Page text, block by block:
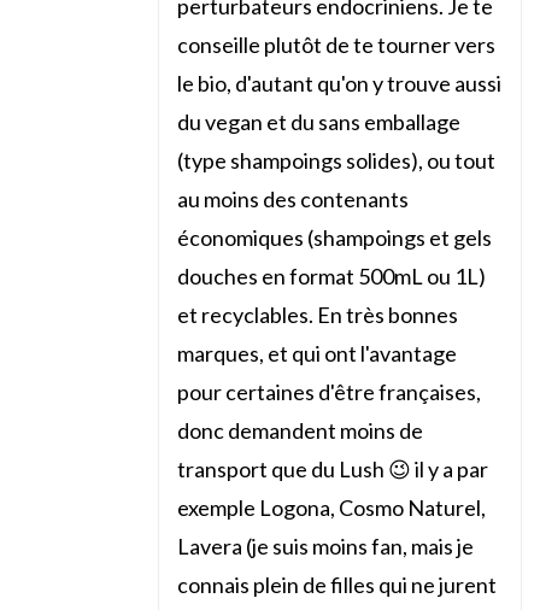
perturbateurs endocriniens. Je te
conseille plutôt de te tourner vers
le bio, d'autant qu'on y trouve aussi
du vegan et du sans emballage
(type shampoings solides), ou tout
au moins des contenants
économiques (shampoings et gels
douches en format 500mL ou 1L)
et recyclables. En très bonnes
marques, et qui ont l'avantage
pour certaines d'être françaises,
donc demandent moins de
transport que du Lush 😉 il y a par
exemple Logona, Cosmo Naturel,
Lavera (je suis moins fan, mais je
connais plein de filles qui ne jurent